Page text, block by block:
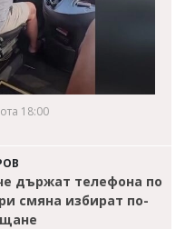
18:00
държат телефона по
смяна избират по-